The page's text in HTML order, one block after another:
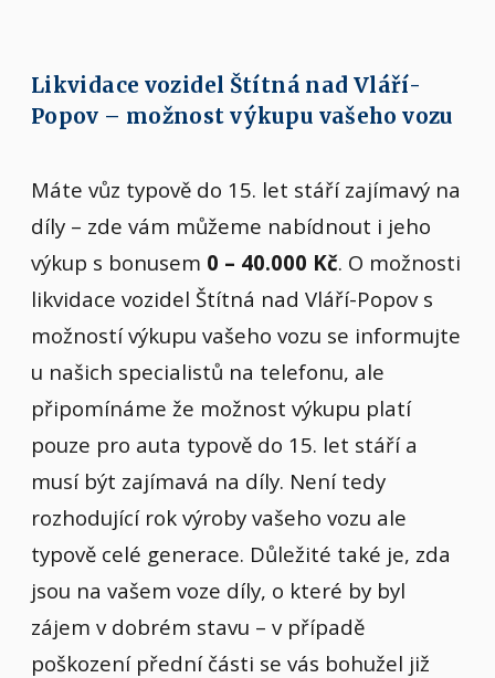
Likvidace vozidel Štítná nad Vláří-
Popov – možnost výkupu vašeho vozu
Máte vůz typově do 15. let stáří zajímavý na
díly – zde vám můžeme nabídnout i jeho
výkup s bonusem 0 – 40.000 Kč. O možnosti
likvidace vozidel Štítná nad Vláří-Popov s
možností výkupu vašeho vozu se informujte
u našich specialistů na telefonu, ale
připomínáme že možnost výkupu platí
pouze pro auta typově do 15. let stáří a
musí být zajímavá na díly. Není tedy
rozhodující rok výroby vašeho vozu ale
typově celé generace. Důležité také je, zda
jsou na vašem voze díly, o které by byl
zájem v dobrém stavu – v případě
poškození přední části se vás bohužel již